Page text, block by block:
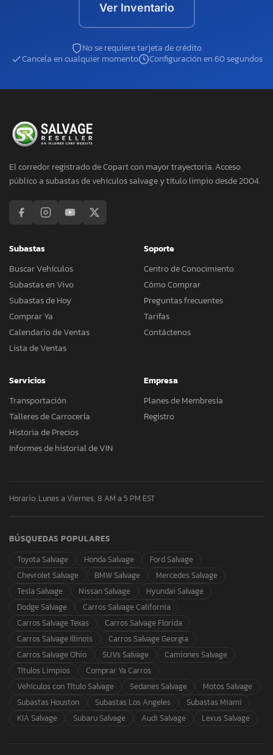
Ver Inventario
No se requiere tarjeta de crédito
Cancela en cualquier momento
Configuración en 60 segundos
El corredor registrado de Copart con mayor trayectoria. Acceso
público a subastas de vehículos salvage y título limpio desde 2004.
Subastas
Buscar Vehículos
Subastas en Vivo
Subastas de Hoy
Comprar Ya
Calendario de Ventas
Lista de Ventas
Soporte
Centro de Conocimiento
Cómo Comprar
Preguntas frecuentes
Tarifas
Contáctenos
Servicios
Transportación
Talleres de Carrocería
Historia de Precios
Informes de historial de VIN
Empresa
Planes de Membresía
Registro
Horario: Lunes a Viernes, 8 AM a 5 PM EST
BÚSQUEDAS POPULARES
Toyota Salvage
Honda Salvage
Ford Salvage
Chevrolet Salvage
BMW Salvage
Mercedes Salvage
Tesla Salvage
Nissan Salvage
Hyundai Salvage
Dodge Salvage
Carros Salvage California
Carros Salvage Texas
Carros Salvage Florida
Carros Salvage Illinois
Carros Salvage Georgia
Carros Salvage Ohio
SUVs Salvage
Camiones Salvage
Títulos Limpios
Comprar Ya Carros
Vehículos con Título Salvage
Sedanes Salvage
Motos Salvage
Subastas Houston
Subastas Los Angeles
Subastas Miami
KIA Salvage
Subaru Salvage Audi Salvage Lexus Salvage